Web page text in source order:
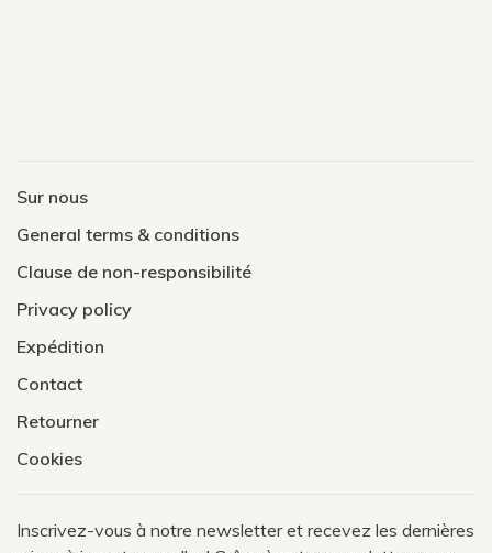
Sur nous
General terms & conditions
Clause de non-responsibilité
Privacy policy
Expédition
Contact
Retourner
Cookies
Inscrivez-vous à notre newsletter et recevez les dernières